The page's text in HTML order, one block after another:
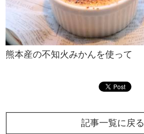
熊本産の不知火みかんを使って
記事一覧に戻る